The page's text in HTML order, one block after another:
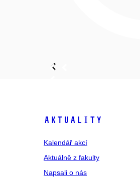
Aktuality
Kalendář akcí
Aktuálně z fakulty
Napsali o nás